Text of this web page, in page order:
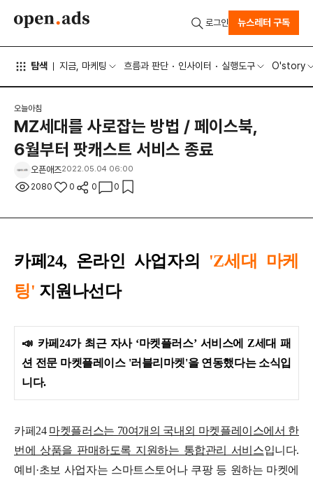
탐색 지금, 마케팅 흐름과 판단 인사이터 실행도구 O'story
로그인 뉴스레터 구독
오늘아침
MZ세대를 사로잡는 방법 / 페이스북,
6월부터 팟캐스트 서비스 종료
오픈애즈2022.05.04 06:00
2080 0 0 0
카페24, 온라인 사업자의
'Z세대 마케
팅' 지원나선다
📣 카페24가 최근 자사 ‘마켓플러스’ 서비스에 Z세대 패
션 전문 마켓플레이스 '러블리마켓'을 연동했다는 소식입
니다.
카페24 마켓플러스는 70여개의 국내외 마켓플레이스에서 한
번에 상품을 판매하도록 지원하는 통합관리 서비스입니다.
예비·초보 사업자는 스마트스토어나 쿠팡 등 원하는 마켓에